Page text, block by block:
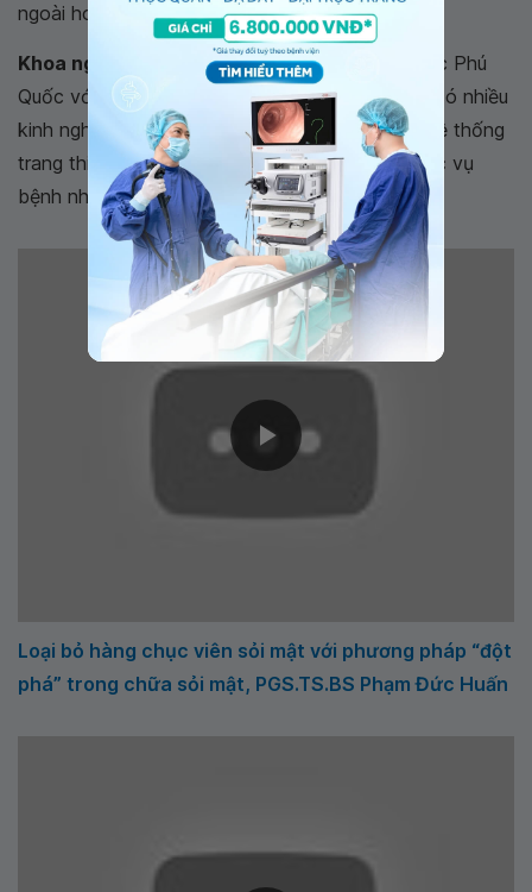
ngoài hoặc loại bỏ sỏi.
Khoa ngoại tổng hợp- Bệnh viện ĐKQT Vinmec Phú
Quốc với đội ngũ bác sỹ phẫu thuật và gây mê có nhiều
kinh nghiệm, tích cực, nhiệt tình trong điều trị. Hệ thống
trang thiết bị tốt, là địa chỉ đáng tin cậy để phục vụ
bệnh nhân nhằm đem lại kết quả tốt nhất.
Loại bỏ hàng chục viên sỏi mật với phương pháp “đột
phá” trong chữa sỏi mật, PGS.TS.BS Phạm Đức Huấn